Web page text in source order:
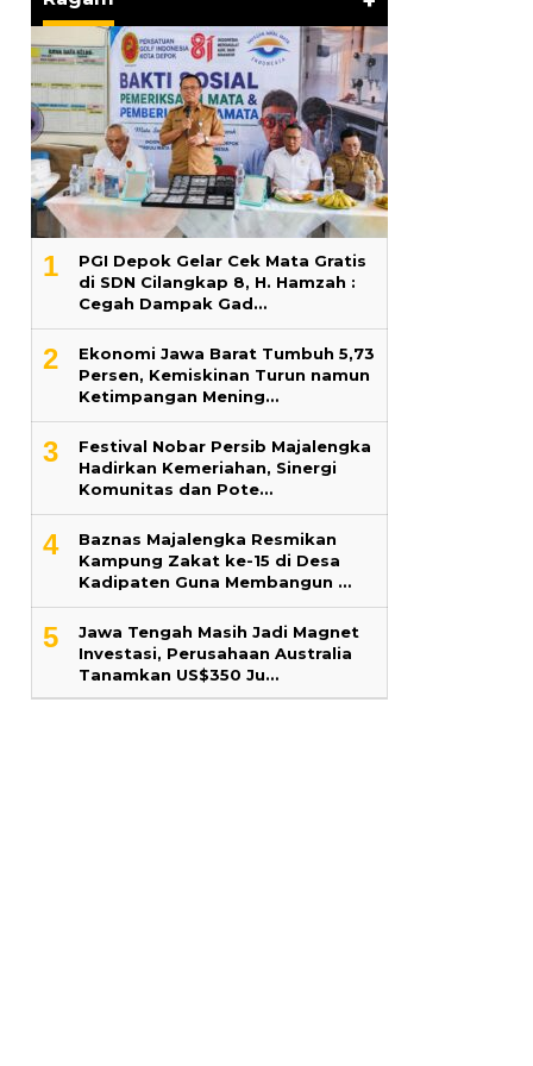
1
PGI Depok Gelar Cek Mata Gratis
di SDN Cilangkap 8, H. Hamzah :
Cegah Dampak Gad…
2
Ekonomi Jawa Barat Tumbuh 5,73
Persen, Kemiskinan Turun namun
Ketimpangan Mening…
3
Festival Nobar Persib Majalengka
Hadirkan Kemeriahan, Sinergi
Komunitas dan Pote…
4
Baznas Majalengka Resmikan
Kampung Zakat ke-15 di Desa
Kadipaten Guna Membangun …
5
Jawa Tengah Masih Jadi Magnet
Investasi, Perusahaan Australia
Tanamkan US$350 Ju…